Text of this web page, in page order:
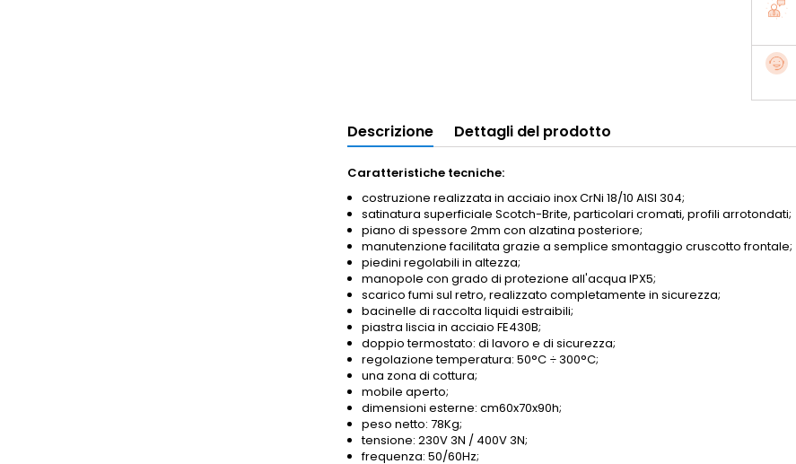
Descrizione Dettagli del prodotto
Caratteristiche tecniche:
costruzione realizzata in acciaio inox CrNi 18/10 AISI 304;
satinatura superficiale Scotch-Brite, particolari cromati, profili arrotondati;
piano di spessore 2mm con alzatina posteriore;
manutenzione facilitata grazie a semplice smontaggio cruscotto frontale;
piedini regolabili in altezza;
manopole con grado di protezione all'acqua IPX5;
scarico fumi sul retro, realizzato completamente in sicurezza;
bacinelle di raccolta liquidi estraibili;
piastra liscia in acciaio FE430B;
doppio termostato: di lavoro e di sicurezza;
regolazione temperatura: 50°C ÷300°C;
una zona di cottura;
mobile aperto;
dimensioni esterne: cm60x70x90h;
peso netto: 78Kg;
tensione: 230V 3N / 400V 3N;
frequenza: 50/60Hz;